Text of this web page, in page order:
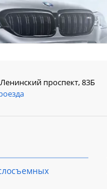
проспект, 83Б